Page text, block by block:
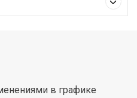
в графике